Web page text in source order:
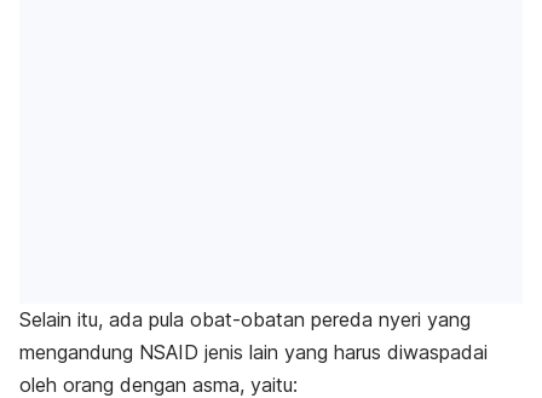
Selain itu, ada pula obat-obatan pereda nyeri yang
mengandung NSAID jenis lain yang harus diwaspadai
oleh orang dengan asma, yaitu: